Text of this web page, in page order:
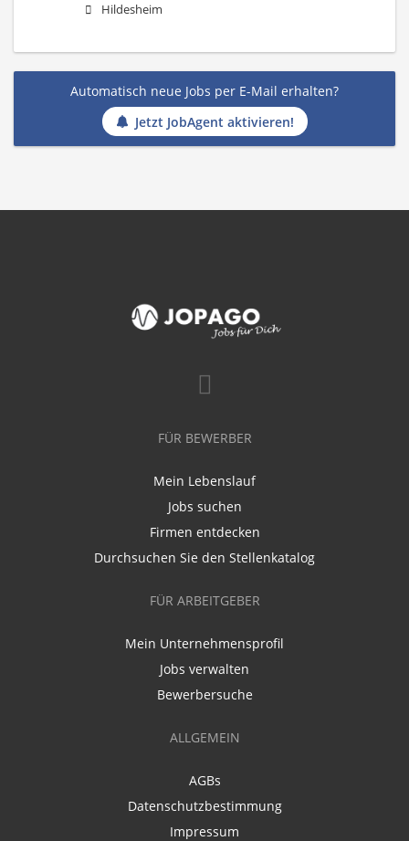
Hildesheim
Automatisch neue Jobs per E-Mail erhalten?
Jetzt JobAgent aktivieren!
FÜR BEWERBER
Mein Lebenslauf
Jobs suchen
Firmen entdecken
Durchsuchen Sie den Stellenkatalog
FÜR ARBEITGEBER
Mein Unternehmensprofil
Jobs verwalten
Bewerbersuche
ALLGEMEIN
AGBs
Datenschutzbestimmung
Impressum